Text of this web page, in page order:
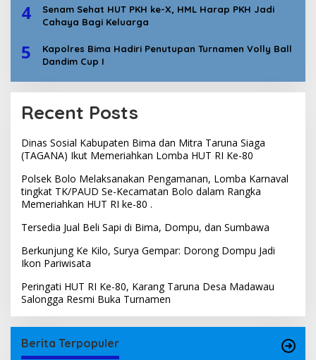
4
Senam Sehat HUT PKH ke-X, HML Harap PKH Jadi
Cahaya Bagi Keluarga
5
Kapolres Bima Hadiri Penutupan Turnamen Volly Ball
Dandim Cup I
Recent Posts
Dinas Sosial Kabupaten Bima dan Mitra Taruna Siaga
(TAGANA) Ikut Memeriahkan Lomba HUT RI Ke-80
Polsek Bolo Melaksanakan Pengamanan, Lomba Karnaval
tingkat TK/PAUD Se-Kecamatan Bolo dalam Rangka
Memeriahkan HUT RI ke-80 .
Tersedia Jual Beli Sapi di Bima, Dompu, dan Sumbawa
Berkunjung Ke Kilo, Surya Gempar: Dorong Dompu Jadi
Ikon Pariwisata
Peringati HUT RI Ke-80, Karang Taruna Desa Madawau
Salongga Resmi Buka Turnamen
Berita Terpopuler